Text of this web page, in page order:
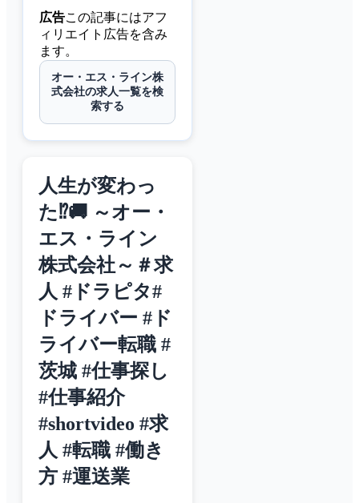
広告この記事にはアフ
ィリエイト広告を含み
ます。
オー・エス・ライン株
式会社の求人一覧を検
索する
人生が変わっ
た⁉️🚚 ～オー・
エス・ライン
株式会社～＃求
人 #ドラピタ#
ドライバー #ド
ライバー転職 #
茨城 #仕事探し
#仕事紹介
#shortvideo #求
人 #転職 #働き
方 #運送業